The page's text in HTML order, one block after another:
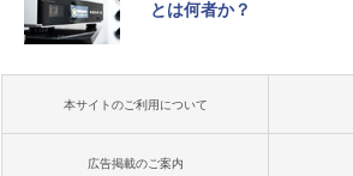
とは何者か？
本サイトのご利用について
広告掲載のご案内